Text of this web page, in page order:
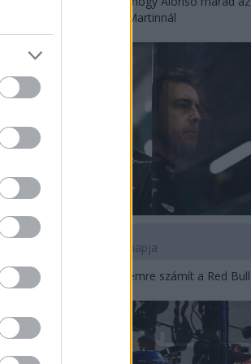
Aston Martinnál
2 napja
Lassuló fejlesztési ütemre számít a Red Bull